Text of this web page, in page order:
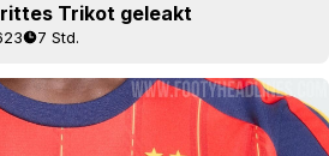
Trikot geleakt
7 Std.